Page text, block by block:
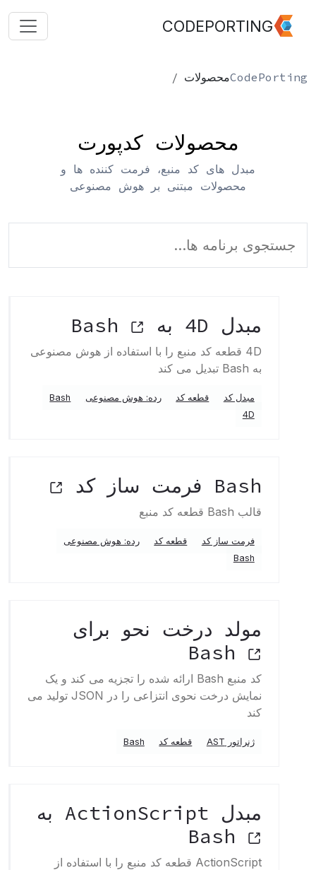
CODEPORTING
CodePortingمحصولات
محصولات کدپورت
مبدل های کد منبع، فرمت کننده ها و
محصولات مبتنی بر هوش مصنوعی
مبدل 4D به Bash
4D قطعه کد منبع را با استفاده از هوش مصنوعی
به Bash تبدیل می کند
مبدل کد قطعه کد رده: هوش مصنوعی
Bash
4D
Bash فرمت ساز کد
قالب Bash قطعه کد منبع
فرمت ساز کد قطعه کد
رده: هوش مصنوعی
Bash
مولد درخت نحو برای
Bash
کد منبع Bash ارائه شده را تجزیه می کند و یک
نمایش درخت نحوی انتزاعی را در JSON تولید می
کند
ژنراتور AST قطعه کد Bash
مبدل ActionScript به
Bash
ActionScript قطعه کد منبع را با استفاده از